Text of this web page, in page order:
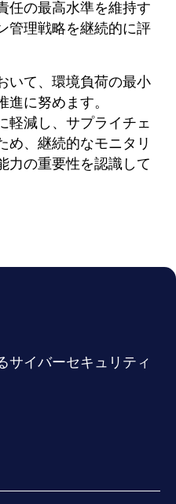
任の最高水準を維持す
管理戦略を継続的に評
いて、環境負荷の最小
に努めます。
軽減し、サプライチェ
め、継続的なモニタリ
力の重要性を認識して
イバーセキュリティ